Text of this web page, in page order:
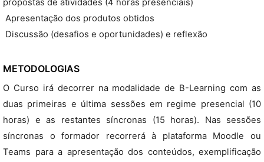
propostas de atividades (4 horas presenciais)
 Apresentação dos produtos obtidos
 Discussão (desafios e oportunidades) e reflexão
METODOLOGIAS
O Curso irá decorrer na modalidade de B-Learning com as
duas primeiras e última sessões em regime presencial (10
horas) e as restantes síncronas (15 horas). Nas sessões
síncronas o formador recorrerá à plataforma Moodle ou
Teams para a apresentação dos conteúdos, exemplificação